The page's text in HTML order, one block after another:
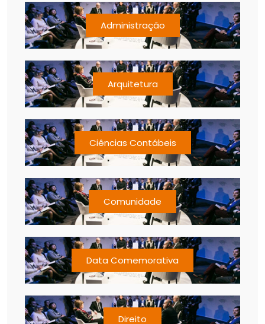
Administração
Arquitetura
Ciências Contábeis
Comunidade
Data Comemorativa
Direito